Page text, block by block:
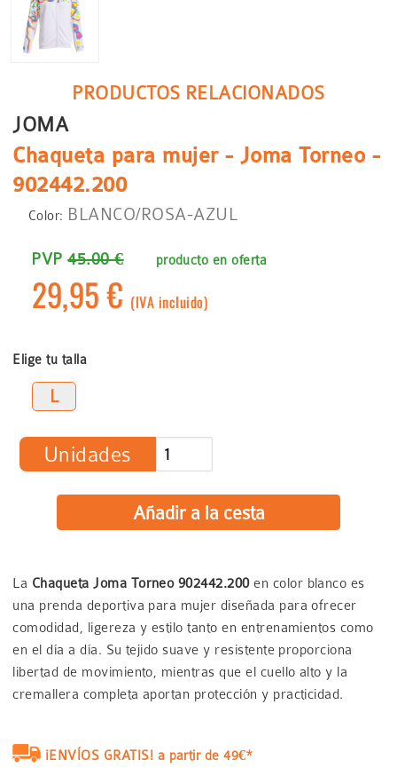
PRODUCTOS RELACIONADOS
JOMA
Chaqueta para mujer - Joma Torneo -
902442.200
Color: BLANCO/ROSA-AZUL
PVP45.00 € producto en oferta
29,95 € (IVA incluido)
Elige tu talla
L
Unidades
La Chaqueta Joma Torneo 902442.200en color blanco es
una prenda deportiva para mujer diseñada para ofrecer
comodidad, ligereza y estilo tanto en entrenamientos como
en el día a día. Su tejido suave y resistente proporciona
libertad de movimiento, mientras que el cuello alto y la
cremallera completa aportan protección y practicidad.
¡ENVÍOS GRATIS! a partir de 49€*